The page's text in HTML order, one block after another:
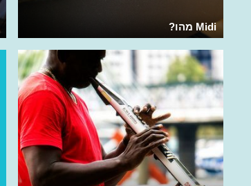
Midi מהו?